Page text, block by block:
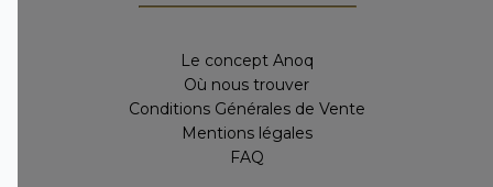
Le concept Anoq
Où nous trouver
Conditions Générales de Vente
Mentions légales
FAQ